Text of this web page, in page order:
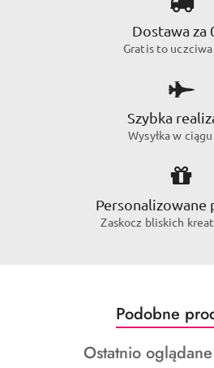
Dostawa za
Gratis to
Szybka
Wysyłka w
Personalizowane
Zaskocz bliskich
Pomiń karuzelę produktów
Produkty
o
statusie:
Podobne
Produkty
Ostatnio